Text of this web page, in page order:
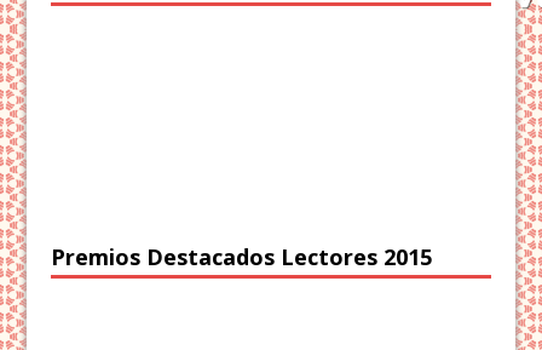
Premios Destacados Lectores 2015